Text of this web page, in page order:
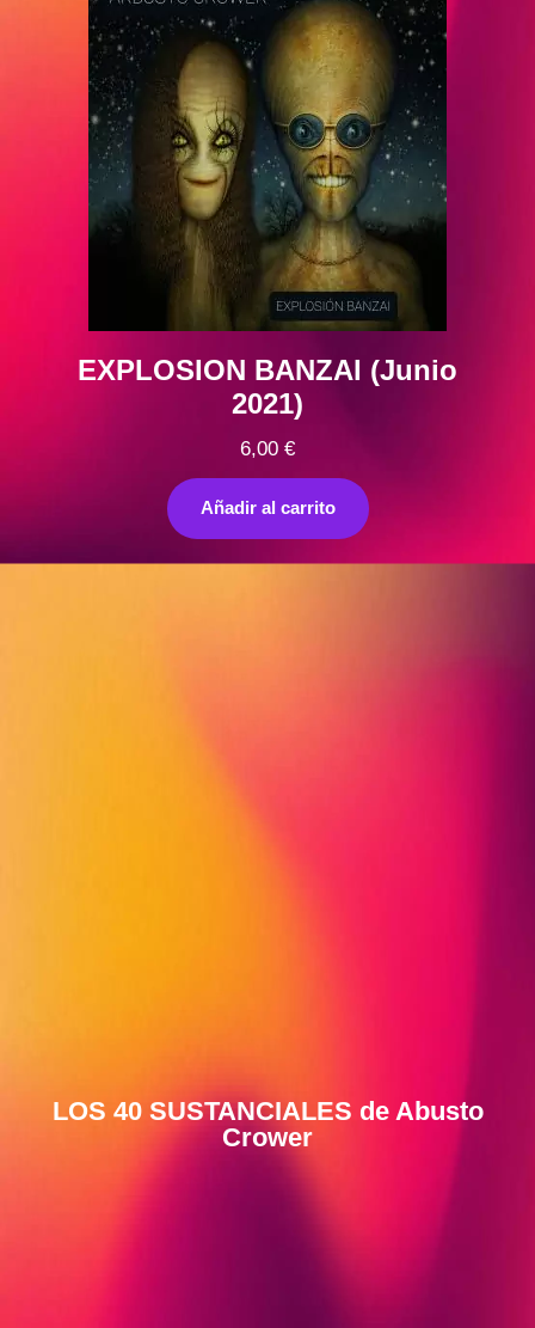
EXPLOSION BANZAI (Junio
2021)
6,00 €
Añadir al carrito
LOS 40 SUSTANCIALES de Abusto
Crower